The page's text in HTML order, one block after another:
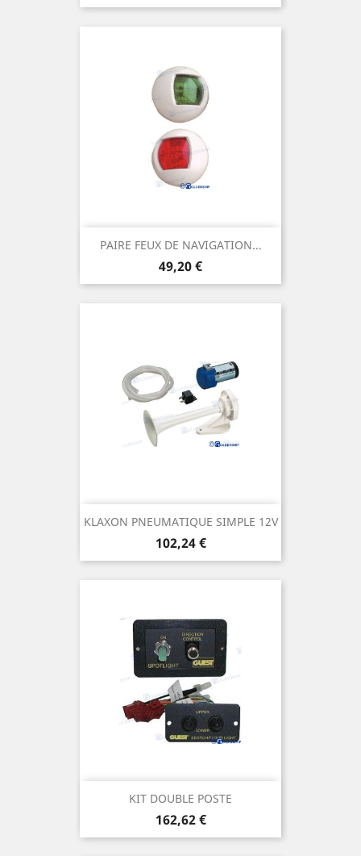
PAIRE FEUX DE NAVIGATION...
Prix
49,20 €
KLAXON PNEUMATIQUE SIMPLE 12V
Prix
102,24 €
KIT DOUBLE POSTE
Prix
162,62 €